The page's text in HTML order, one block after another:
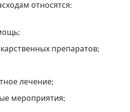
относятся:
препаратов;
лечение;
мероприятия;